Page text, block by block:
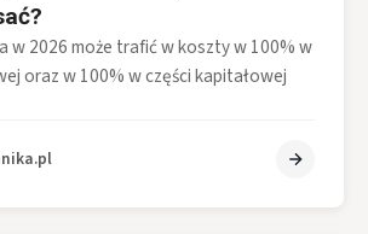
w 2026 może trafić w koszty w 100% w
oraz w 100% w części kapitałowej